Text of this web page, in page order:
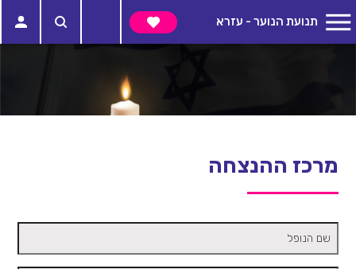
תנועת הנוער - עזרא
מרכז ההנצחה
שם הנופל